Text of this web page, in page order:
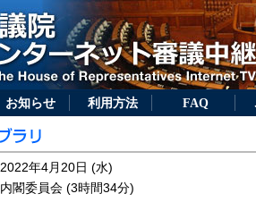
お知らせ 利用方法 FAQ
2022年4月20日 (水)
内閣委員会 (3時間34分)